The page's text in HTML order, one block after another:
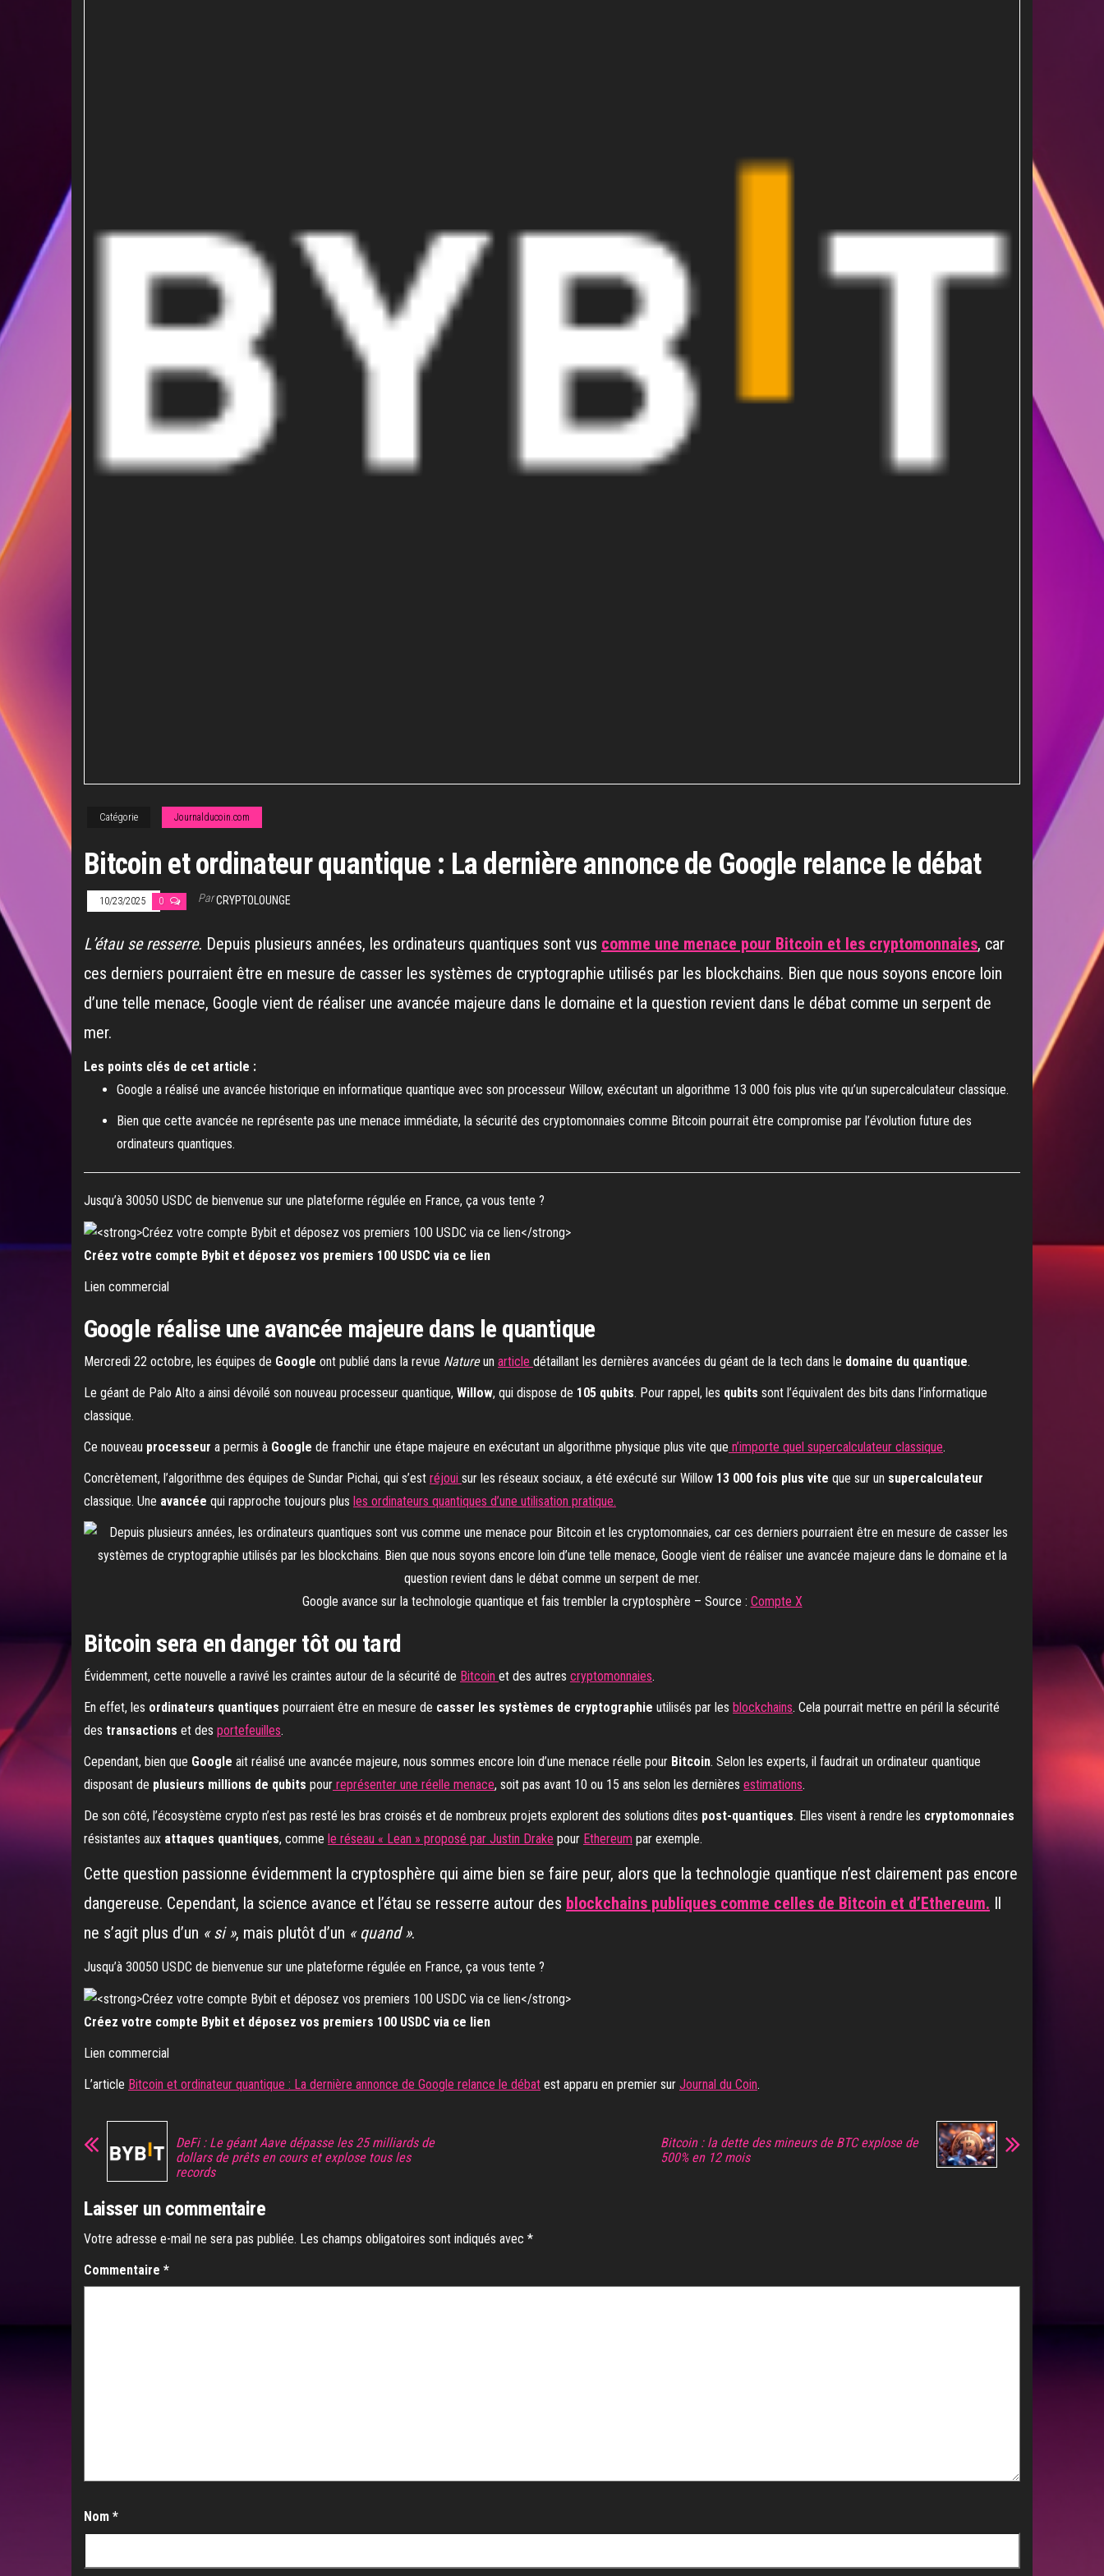
Catégorie Journalducoin.com
Bitcoin et ordinateur quantique : La dernière annonce de Google relance le débat
10/23/2025 0 ParCRYPTOLOUNGE
L’étau se resserre. Depuis plusieurs années, les ordinateurs quantiques sont vus comme une menace pour Bitcoin et les cryptomonnaies, car
ces derniers pourraient être en mesure de casser les systèmes de cryptographie utilisés par les blockchains. Bien que nous soyons encore loin
d’une telle menace, Google vient de réaliser une avancée majeure dans le domaine et la question revient dans le débat comme un serpent de
mer.
Les points clés de cet article :
Google a réalisé une avancée historique en informatique quantique avec son processeur Willow, exécutant un algorithme 13 000 fois plus vite qu’un supercalculateur classique.
Bien que cette avancée ne représente pas une menace immédiate, la sécurité des cryptomonnaies comme Bitcoin pourrait être compromise par l’évolution future des
ordinateurs quantiques.
Jusqu’à 30050 USDC de bienvenue sur une plateforme régulée en France, ça vous tente ?
Créez votre compte Bybit et déposez vos premiers 100 USDC via ce lien
Lien commercial
Google réalise une avancée majeure dans le quantique
Mercredi 22 octobre, les équipes de Google ont publié dans la revue Natureun article détaillant les dernières avancées du géant de la tech dans le domaine du quantique.
Le géant de Palo Alto a ainsi dévoilé son nouveau processeur quantique, Willow, qui dispose de 105 qubits. Pour rappel, les qubits sont l’équivalent des bits dans l’informatique
classique.
Ce nouveau processeur a permis à Google de franchir une étape majeure en exécutant un algorithme physique plus vite que n’importe quel supercalculateur classique.
Concrètement, l’algorithme des équipes de Sundar Pichai, qui s’est réjoui sur les réseaux sociaux, a été exécuté sur Willow 13 000 fois plus vite que sur un supercalculateur
classique. Une avancée qui rapproche toujours plus les ordinateurs quantiques d’une utilisation pratique.
Google avance sur la technologie quantique et fais trembler la cryptosphère – Source : Compte X
Bitcoin sera en danger tôt ou tard
Évidemment, cette nouvelle a ravivé les craintes autour de la sécurité de Bitcoin et des autres cryptomonnaies.
En effet, les ordinateurs quantiques pourraient être en mesure de casser les systèmes de cryptographie utilisés par les blockchains. Cela pourrait mettre en péril la sécurité
des transactions et des portefeuilles.
Cependant, bien que Google ait réalisé une avancée majeure, nous sommes encore loin d’une menace réelle pour Bitcoin. Selon les experts, il faudrait un ordinateur quantique
disposant de plusieurs millions de qubits pour représenter une réelle menace, soit pas avant 10 ou 15 ans selon les dernières estimations.
De son côté, l’écosystème crypto n’est pas resté les bras croisés et de nombreux projets explorent des solutions dites post-quantiques. Elles visent à rendre les cryptomonnaies
résistantes aux attaques quantiques, comme le réseau « Lean » proposé par Justin Drake pour Ethereum par exemple.
Cette question passionne évidemment la cryptosphère qui aime bien se faire peur, alors que la technologie quantique n’est clairement pas encore
dangereuse. Cependant, la science avance et l’étau se resserre autour des blockchains publiques comme celles de Bitcoin et d’Ethereum. Il
ne s’agit plus d’un « si », mais plutôt d’un « quand ».
Jusqu’à 30050 USDC de bienvenue sur une plateforme régulée en France, ça vous tente ?
Créez votre compte Bybit et déposez vos premiers 100 USDC via ce lien
Lien commercial
L’article Bitcoin et ordinateur quantique : La dernière annonce de Google relance le débat est apparu en premier sur Journal du Coin.
DeFi : Le géant Aave dépasse les 25 milliards de
dollars de prêts en cours et explose tous les
records
Bitcoin : la dette des mineurs de BTC explose de
500% en 12 mois
Laisser un commentaire
Votre adresse e-mail ne sera pas publiée. Les champs obligatoires sont indiqués avec *
Commentaire *
Nom *